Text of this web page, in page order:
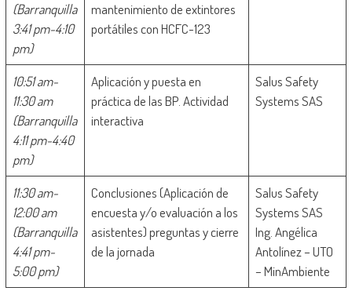
(Barranquilla
3:41 pm-4:10
pm)
mantenimiento de extintores
portátiles con HCFC-123
10:51 am-
11:30 am
(Barranquilla
4:11 pm-4:40
pm)
Aplicación y puesta en
práctica de las BP. Actividad
interactiva
Salus Safety
Systems SAS
11:30 am-
12:00 am
(Barranquilla
4:41 pm-
5:00 pm)
Conclusiones (Aplicación de
encuesta y/o evaluación a los
asistentes) preguntas y cierre
de la jornada
Salus Safety
Systems SAS
Ing. Angélica
Antolínez – UTO
– MinAmbiente